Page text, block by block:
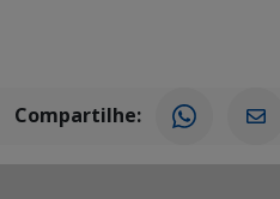
Compartilhe: